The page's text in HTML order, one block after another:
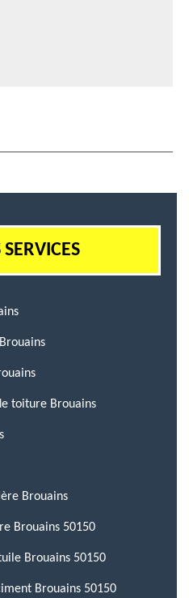
toiture Brouains
Brouains
Brouains 50150
Brouains 50150
Brouains 50150